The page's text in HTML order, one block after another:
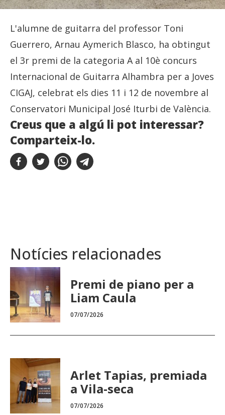
L'alumne de guitarra del professor Toni
Guerrero, Arnau Aymerich Blasco, ha obtingut
el 3r premi de la categoria A al 10è concurs
Internacional de Guitarra Alhambra per a Joves
CIGAJ, celebrat els dies 11 i 12 de novembre al
Conservatori Municipal José Iturbi de València.
Creus que a algú li pot interessar?
Comparteix-lo.
Notícies relacionades
Premi de piano per a
Liam Caula
07/07/2026
Arlet Tapias, premiada
a Vila-seca
07/07/2026